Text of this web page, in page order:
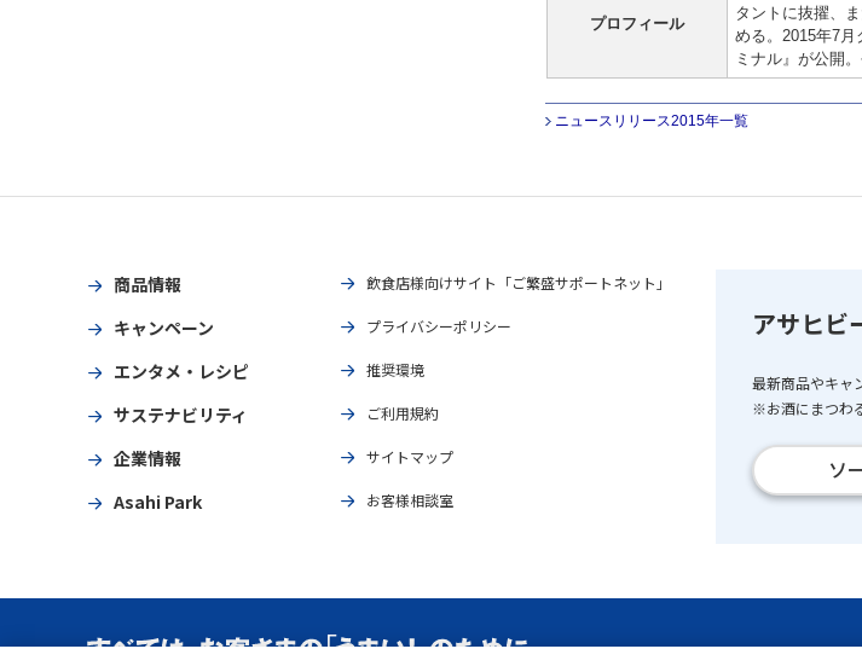
プロフィール
タントに抜擢、
める。2015年7月
ミナル』が公開
ニュースリリース2015年一覧
商品情報
キャンペーン
エンタメ・レシピ
サステナビリティ
企業情報
Asahi Park
飲食店様向けサイト「ご繁盛サポートネット」
プライバシーポリシー
推奨環境
ご利用規約
サイトマップ
お客様相談室
アサヒビ
最新商品やキャ
※お酒にまつわ
ソ